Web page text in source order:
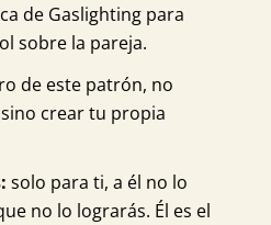
de Gaslighting para
sobre la pareja.
de este patrón, no
crear tu propia
solo para ti, a él no lo
no lo lograrás. Él es el